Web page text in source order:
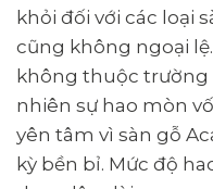
khỏi đối với các loại
cũng không ngoại
không thuộc trường
nhiên sự hao mòn
yên tâm vì sàn gỗ
kỳ bền bỉ. Mức độ